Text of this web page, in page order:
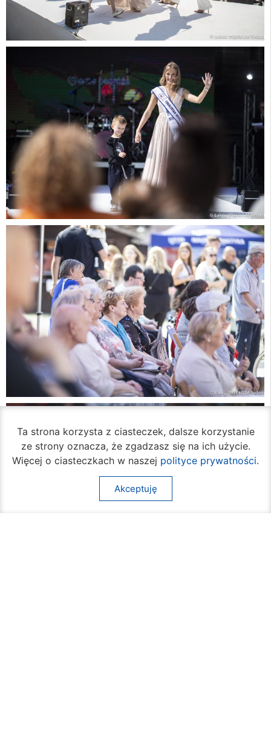
Ta strona korzysta z ciasteczek, dalsze korzystanie
ze strony oznacza, że zgadzasz się na ich użycie.
Więcej o ciasteczkach w naszej polityce prywatności.
Akceptuję